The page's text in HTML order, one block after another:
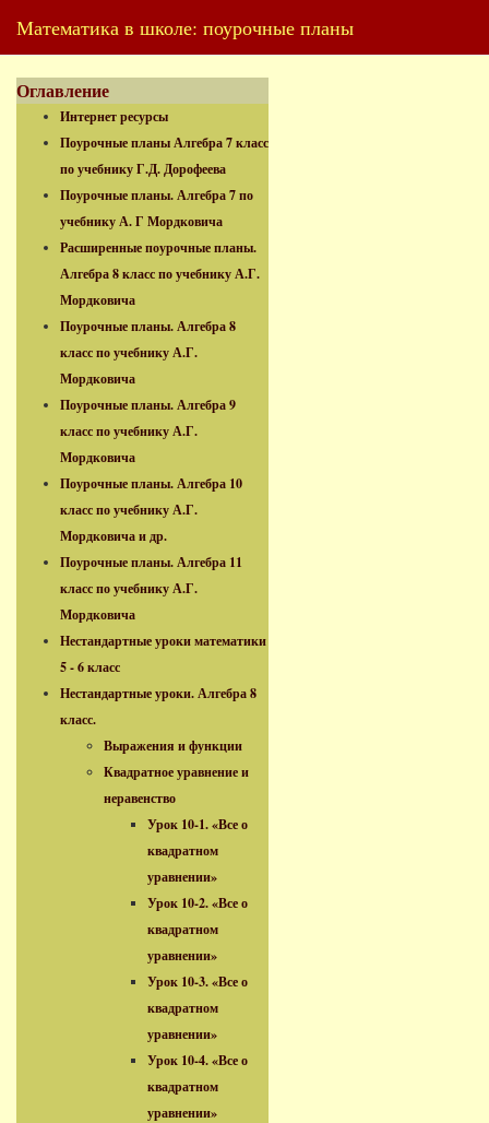
Математика в школе: поурочные планы
Оглавление
Интернет ресурсы
Поурочные планы Алгебра 7 класс
по учебнику Г.Д. Дорофеева
Поурочные планы. Алгебра 7 по
учебнику А. Г Мордковича
Расширенные поурочные планы.
Алгебра 8 класс по учебнику А.Г.
Мордковича
Поурочные планы. Алгебра 8
класс по учебнику А.Г.
Мордковича
Поурочные планы. Алгебра 9
класс по учебнику А.Г.
Мордковича
Поурочные планы. Алгебра 10
класс по учебнику А.Г.
Мордковича и др.
Поурочные планы. Алгебра 11
класс по учебнику А.Г.
Мордковича
Нестандартные уроки математики
5 - 6 класс
Нестандартные уроки. Алгебра 8
класс.
Выражения и функции
Квадратное уравнение и
неравенство
Урок 10-1. «Все о
квадратном
уравнении»
Урок 10-2. «Все о
квадратном
уравнении»
Урок 10-3. «Все о
квадратном
уравнении»
Урок 10-4. «Все о
квадратном
уравнении»